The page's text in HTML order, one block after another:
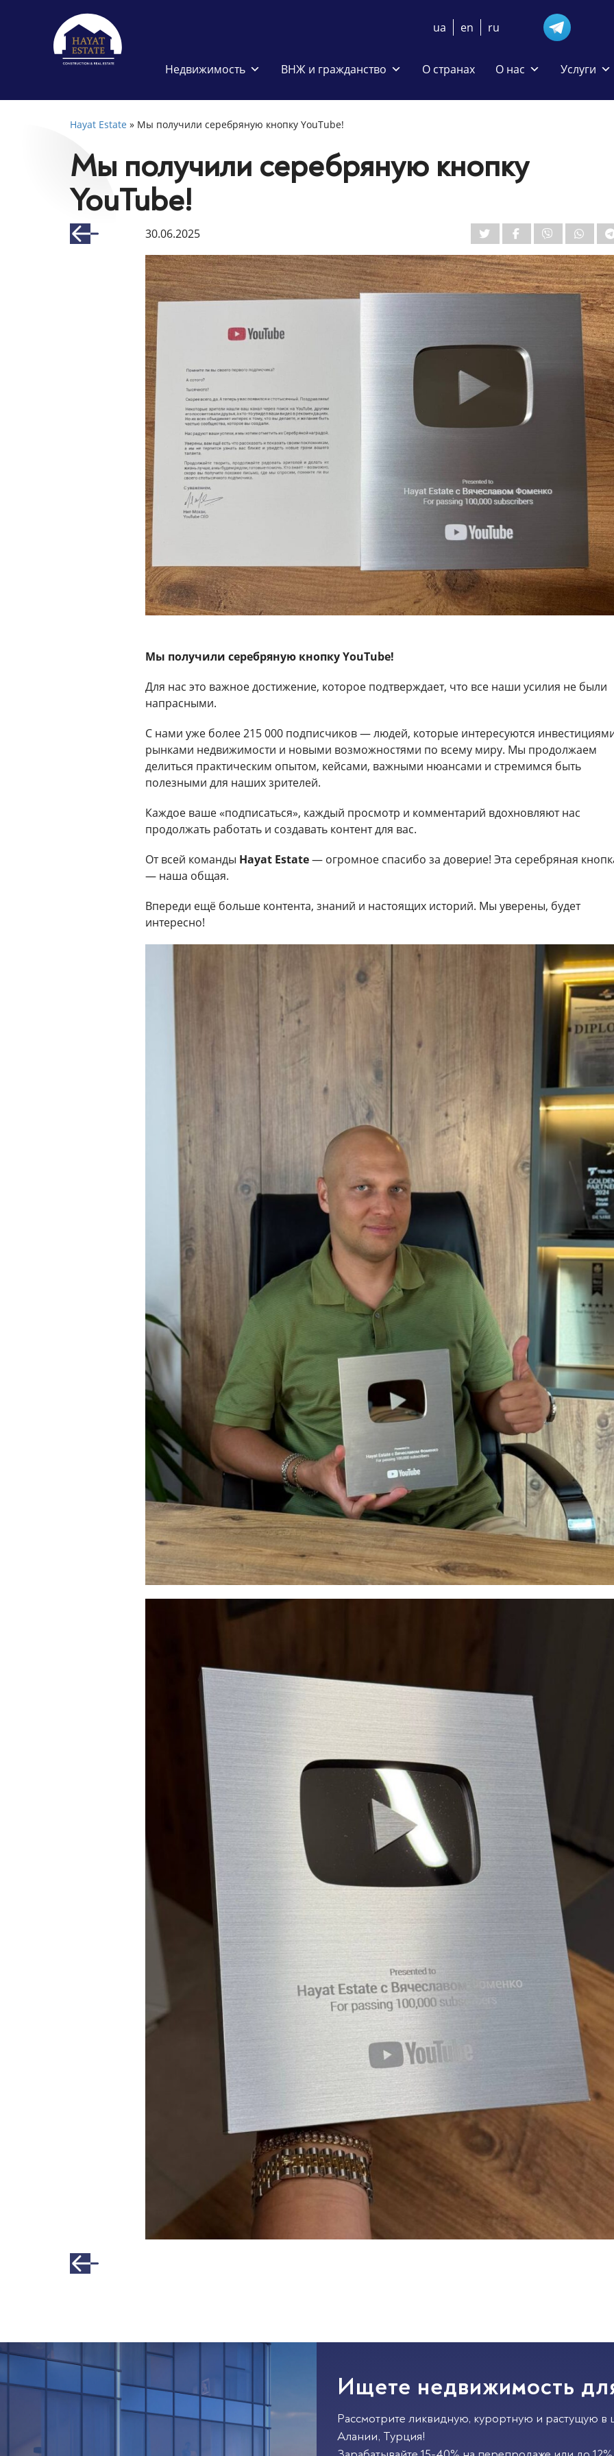
ua en ru
Недвижимость ВНЖ и гражданство О странах О нас Услуги
Hayat Estate » Мы получили серебряную кнопку YouTube!
Мы получили серебряную кнопку
YouTube!
30.06.2025
Мы получили серебряную кнопку YouTube!
Для нас это важное достижение, которое подтверждает, что все наши усилия не были
напрасными.
С нами уже более 215 000 подписчиков — людей, которые интересуются
рынками недвижимости и новыми возможностями по всему миру. Мы продолжаем
делиться практическим опытом, кейсами, важными нюансами и стремимся быть
полезными для наших зрителей.
Каждое ваше «подписаться», каждый просмотр и комментарий вдохновляют нас
продолжать работать и создавать контент для вас.
От всей команды Hayat Estate— огромное спасибо за доверие! Эта серебряная
— наша общая.
Впереди ещё больше контента, знаний и настоящих историй. Мы уверены, будет
интересно!
Ищете недвижимость
Рассмотрите ликвидную, курортную и растущую
Алании, Турция!